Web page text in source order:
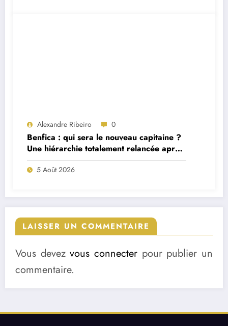
Alexandre Ribeiro 0
Benfica : qui sera le nouveau capitaine ?
Une hiérarchie totalement relancée après
deux départs majeurs
5 Août 2026
LAISSER UN COMMENTAIRE
Vous devezvous connecter pour publier un
commentaire.